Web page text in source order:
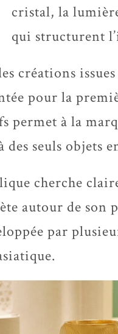
cristal, la
qui structurent
créations
pour la
permet à la
seuls objets
cherche
autour de son
par